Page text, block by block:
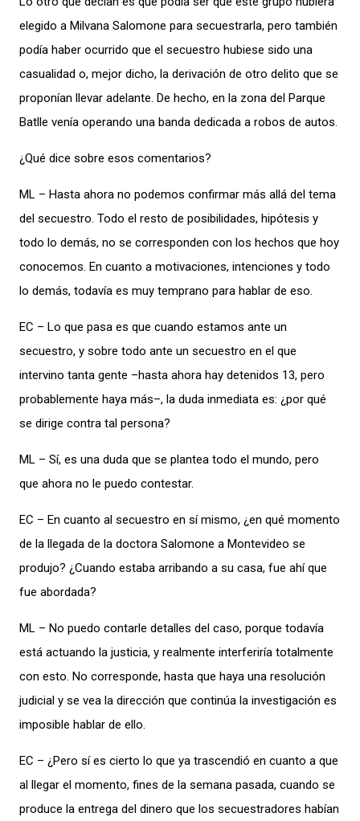
elegido a Milvana Salomone para secuestrarla, pero también
podía haber ocurrido que el secuestro hubiese sido una
casualidad o, mejor dicho, la derivación de otro delito que se
proponían llevar adelante. De hecho, en la zona del Parque
Batlle venía operando una banda dedicada a robos de autos.
¿Qué dice sobre esos comentarios?
ML – Hasta ahora no podemos confirmar más allá del tema
del secuestro. Todo el resto de posibilidades, hipótesis y
todo lo demás, no se corresponden con los hechos que hoy
conocemos. En cuanto a motivaciones, intenciones y todo
lo demás, todavía es muy temprano para hablar de eso.
EC – Lo que pasa es que cuando estamos ante un
secuestro, y sobre todo ante un secuestro en el que
intervino tanta gente –hasta ahora hay detenidos 13, pero
probablemente haya más–, la duda inmediata es: ¿por qué
se dirige contra tal persona?
ML – Sí, es una duda que se plantea todo el mundo, pero
que ahora no le puedo contestar.
EC – En cuanto al secuestro en sí mismo, ¿en qué momento
de la llegada de la doctora Salomone a Montevideo se
produjo? ¿Cuando estaba arribando a su casa, fue ahí que
fue abordada?
ML – No puedo contarle detalles del caso, porque todavía
está actuando la justicia, y realmente interferiría totalmente
con esto. No corresponde, hasta que haya una resolución
judicial y se vea la dirección que continúa la investigación es
imposible hablar de ello.
EC – ¿Pero sí es cierto lo que ya trascendió en cuanto a que
al llegar el momento, fines de la semana pasada, cuando se
produce la entrega del dinero que los secuestradores habían